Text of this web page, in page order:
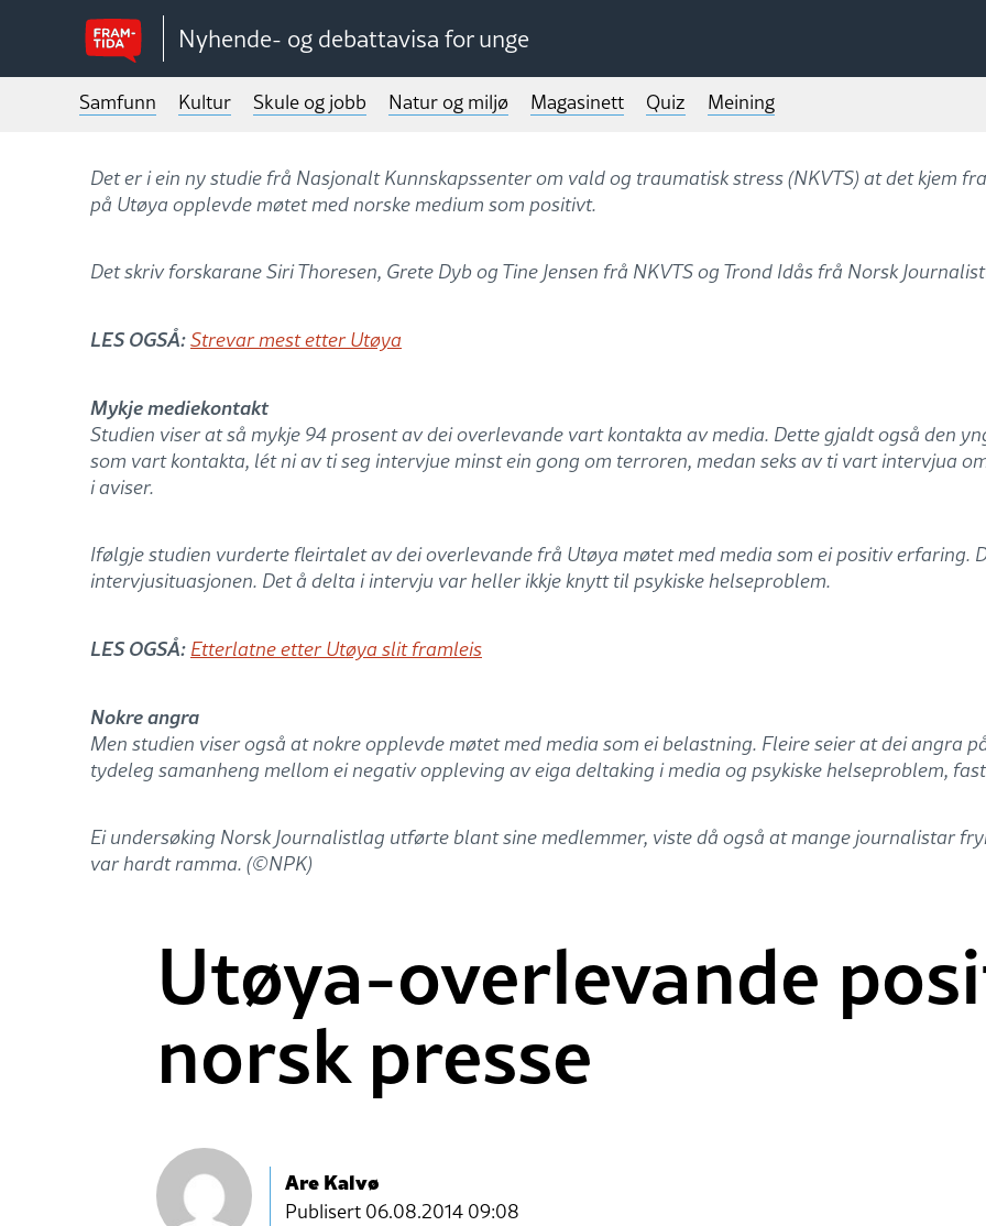
Nyhende- og debattavisa for unge
Samfunn Kultur Skule og jobb Natur og miljø Magasinett Quiz Meining
Det er i ein ny studie frå Nasjonalt Kunnskapssenter om vald og traumatisk stress (NKVTS) at det kjem
på Utøya opplevde møtet med norske medium som positivt.
Det skriv forskarane Siri Thoresen, Grete Dyb og Tine Jensen frå NKVTS og Trond Idås frå Norsk
LES OGSÅ:Strevar mest etter Utøya
Mykje mediekontakt
Studien viser at så mykje 94 prosent av dei overlevande vart kontakta av media. Dette gjaldt også den
som vart kontakta, lét ni av ti seg intervjue minst ein gong om terroren, medan seks av ti vart intervjua
i aviser.
Ifølgje studien vurderte fleirtalet av dei overlevande frå Utøya møtet med media som ei positiv erfaring.
intervjusituasjonen. Det å delta i intervju var heller ikkje knytt til psykiske helseproblem.
LES OGSÅ: Etterlatne etter Utøya slit framleis
Nokre angra
Men studien viser også at nokre opplevde møtet med media som ei belastning. Fleire seier at dei angra
tydeleg samanheng mellom ei negativ oppleving av eiga deltaking i media og psykiske helseproblem,
Ei undersøking Norsk Journalistlag utførte blant sine medlemmer, viste då også at mange journalistar
var hardt ramma. (©NPK)
Utøya-overlevande
norsk presse
Are Kalvø
Publisert 06.08.2014 09:08